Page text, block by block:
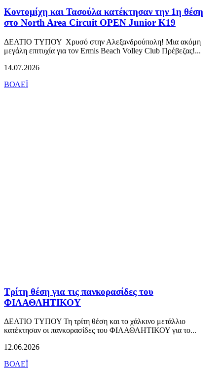
Κοντομίχη και Τασούλα κατέκτησαν την 1η θέση
στο North Area Circuit OPEN Junior K19
ΔΕΛΤΙΟ ΤΥΠΟΥ Χρυσό στην Αλεξανδρούπολη! Μια ακόμη
μεγάλη επιτυχία για τον Ermis Beach Volley Club Πρέβεζας!...
14.07.2026
ΒΟΛΕΪ
Τρίτη θέση για τις πανκορασίδες του
ΦΙΛΑΘΛΗΤΙΚΟΥ
ΔΕΛΤΙΟ ΤΥΠΟΥ Τη τρίτη θέση και το χάλκινο μετάλλιο
κατέκτησαν οι πανκορασίδες του ΦΙΛΑΘΛΗΤΙΚΟΥ για το...
12.06.2026
ΒΟΛΕΪ